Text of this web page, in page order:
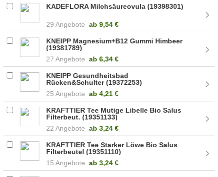
KADEFLORA Milchsäureovula (19398301)
29 Angebote ab 9,54 €
KNEIPP Magnesium+B12 Gummi Himbeer
(19381789)
27 Angebote ab 6,34 €
KNEIPP Gesundheitsbad
Rücken&Schulter (19372253)
25 Angebote ab4,21 €
KRAFTTIER Tee Mutige Libelle Bio Salus
Filterbeut. (19351133)
22 Angebote ab 3,24 €
KRAFTTIER Tee Starker Löwe Bio Salus
Filterbeutel (19351110)
15 Angebote ab 3,24 €